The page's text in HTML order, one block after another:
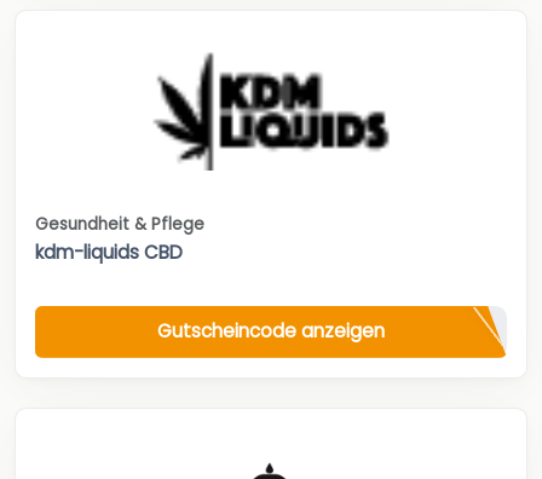
Gesundheit & Pflege
kdm-liquids CBD
Gutscheincode anzeigen